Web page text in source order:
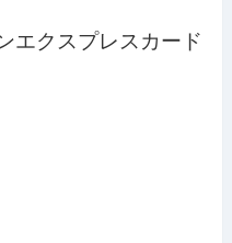
エクスプレスカード